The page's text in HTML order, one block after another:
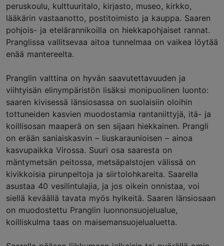
peruskoulu, kulttuuritalo, kirjasto, museo, kirkko,
lääkärin vastaanotto, postitoimisto ja kauppa. Saaren
pohjois- ja etelärannikoilla on hiekkapohjaiset rannat.
Pranglissa vallitsevaa aitoa tunnelmaa on vaikea löytää
enää mantereelta.
Pranglin valttina on hyvän saavutettavuuden ja
viihtyisän elinympäristön lisäksi monipuolinen luonto:
saaren kivisessä länsiosassa on suolaisiin oloihin
tottuneiden kasvien muodostamia rantaniittyjä, itä- ja
koillisosan maaperä on sen sijaan hiekkainen. Prangli
on erään saniaiskasvin – liuskaraunioisen – ainoa
kasvupaikka Virossa. Suuri osa saaresta on
mäntymetsän peitossa, metsäpalstojen välissä on
kivikkoisia pirunpeltoja ja siirtolohkareita. Saarella
asustaa 40 vesilintulajia, ja jos oikein onnistaa, voi
siellä keväällä tavata myös hylkeitä. Saaren länsiosaan
on muodostettu Pranglin luonnonsuojelualue,
koilliskulma taas on maisemansuojelualuetta.